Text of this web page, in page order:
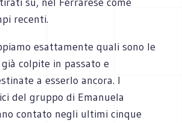
recenti.
esattamente quali sono le
colpite in passato e
a esserlo ancora. I
del gruppo di Emanuela
contato negli ultimi cinque